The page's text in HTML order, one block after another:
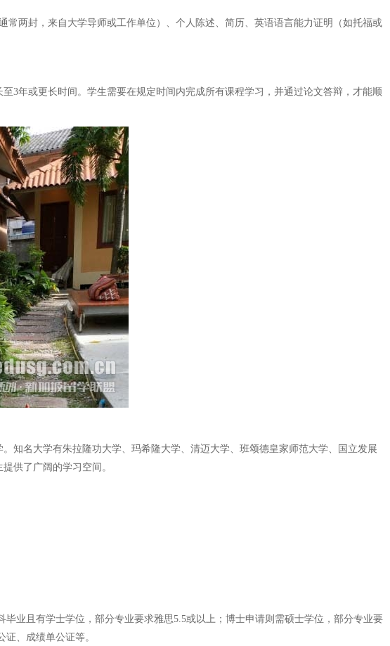
两封，来自大学导师或工作单位）、个人陈述、简历、英语语言能力证明（如托福或
3年或更长时间。学生需要在规定时间内完成所有课程学习，并通过论文答辩，才能顺
知名大学有朱拉隆功大学、玛希隆大学、清迈大学、班颂德皇家师范大学、国立发展
供了广阔的学习空间。
业且有学士学位，部分专业要求雅思5.5或以上；博士申请则需硕士学位，部分专业要
、成绩单公证等。